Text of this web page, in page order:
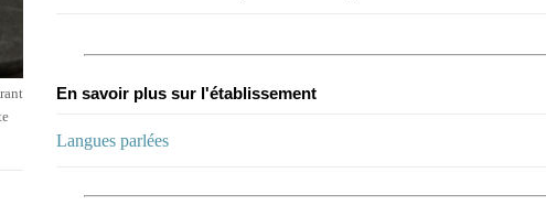
En savoir plus sur l'établissement
Langues parlées